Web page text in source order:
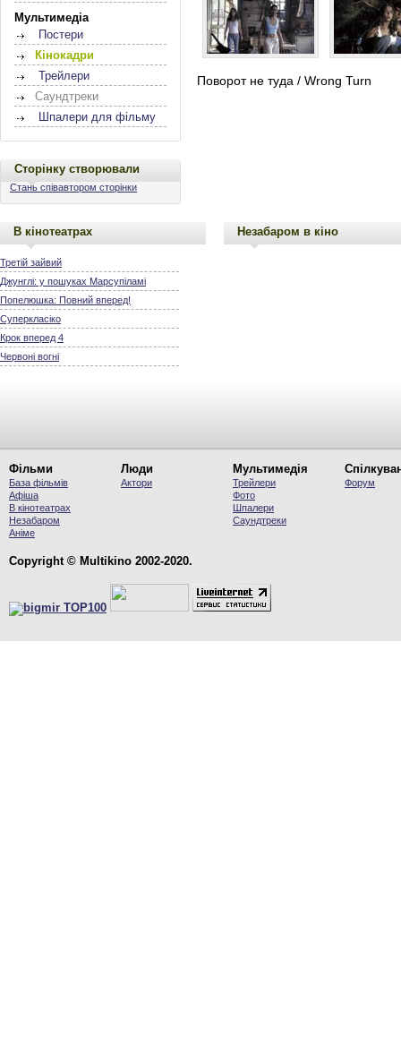
Мультимедіа
Постери
Кінокадри
Трейлери
Саундтреки
Шпалери для фільму
Сторінку створювали
Стань співавтором сторінки
Поворот не туда / Wrong Turn
В кінотеатрах
Третій зайвий
Джунглі: у пошуках Марсупіламі
Попелюшка: Повний вперед!
Суперкласіко
Крок вперед 4
Червоні вогні
Незабаром в кіно
Фільми
База фільмів
Афіша
В кінотеатрах
Незабаром
Аніме
Люди
Актори
Мультимедія
Трейлери
Фото
Шпалери
Саундтреки
Форум
Copyright © Multikino 2002-2020.